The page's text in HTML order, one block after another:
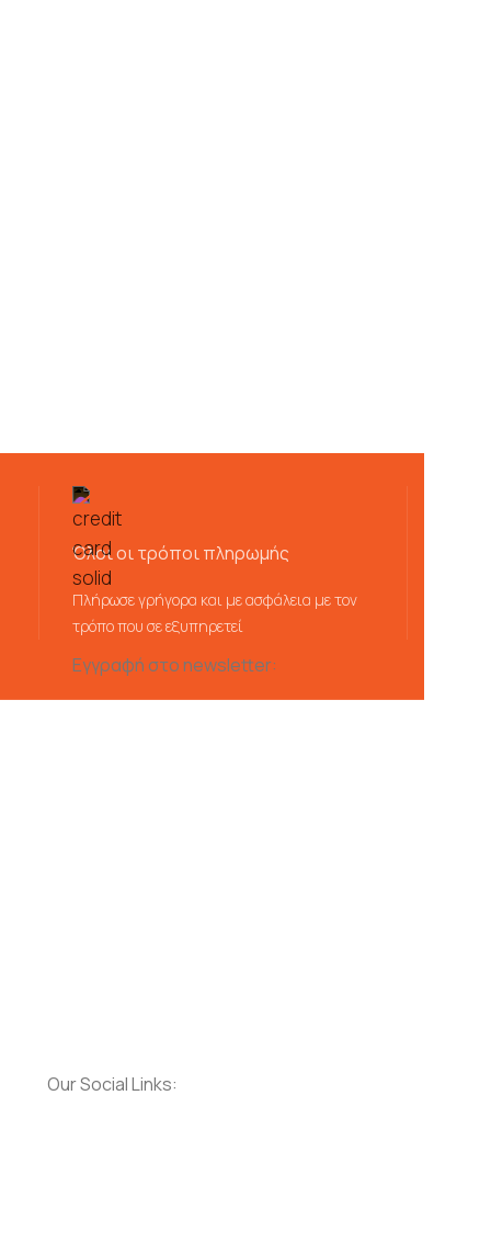
Όλοι οι τρόποι πληρωμής
Πλήρωσε γρήγορα και με ασφάλεια με τον
τρόπο που σε εξυπηρετεί
Εγγραφή στο newsletter:
Our Social Links: